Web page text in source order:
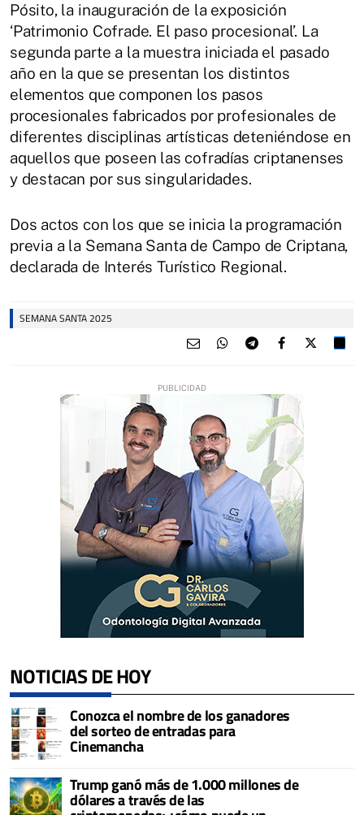
Pósito, la inauguración de la exposición
‘Patrimonio Cofrade. El paso procesional’. La
segunda parte a la muestra iniciada el pasado
año en la que se presentan los distintos
elementos que componen los pasos
procesionales fabricados por profesionales de
diferentes disciplinas artísticas deteniéndose en
aquellos que poseen las cofradías criptanenses
y destacan por sus singularidades.
Dos actos con los que se inicia la programación
previa a la Semana Santa de Campo de Criptana,
declarada de Interés Turístico Regional.
SEMANA SANTA 2025
NOTICIAS DE HOY
Conozca el nombre de los ganadores
del sorteo de entradas para
Cinemancha
Trump ganó más de 1.000 millones de
dólares a través de las